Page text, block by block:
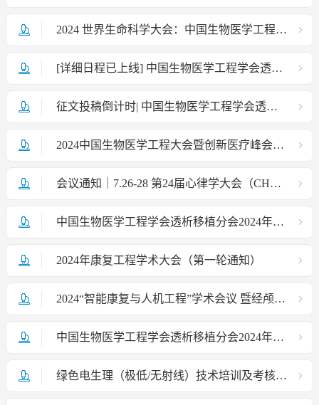
2024 世界生命科学大会：中国生物医学工程学会承办 | S32"构建AI医疗生态 助力临床高质发展"分论坛
[详细日程已上线] 中国生物医学工程学会透析移植分会 2024 年学术研讨会|8月31-9月1日|南京紫金山庄会议中心
征文投稿倒计时| 中国生物医学工程学会透析移植分会 2024 年学术研讨会
2024中国生物医学工程大会暨创新医疗峰会（BME2024）会议通知
会议通知｜7.26-28 第24届心律学大会（CHRS 2024）
中国生物医学工程学会透析移植分会2024年学术研讨会（第二轮通知）
2024年康复工程学术大会（第一轮通知）
2024“智能康复与人机工程”学术会议 暨经颅磁刺激与近红外技术联用培训班
中国生物医学工程学会透析移植分会2024年学术研讨会（第一轮通知）
绿色电生理（极低/无射线）技术培训及考核项目启动会盛大启程！